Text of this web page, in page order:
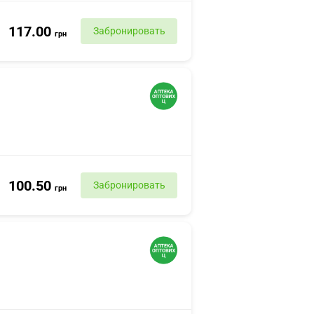
117.00 грн Забронировать
100.50 грн Забронировать